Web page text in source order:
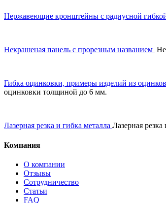
Нержавеющие кронштейны с радиусной
Некрашеная панель с прорезным названием
Гибка оцинковки, примеры изделий из
оцинковки толщиной до 6 мм.
Лазерная резка и гибка металла Лазерная
Компания
О компании
Отзывы
Сотрудничество
Статьи
FAQ